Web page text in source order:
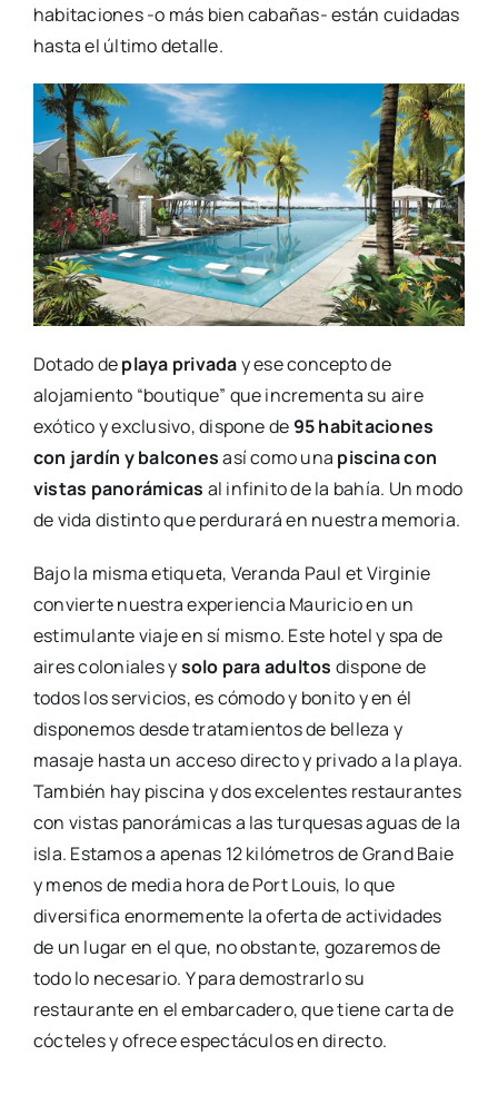
habitaciones -o más bien cabañas- están cuidadas
hasta el último detalle.
Dotado deplaya privaday ese concepto de
alojamiento “boutique” que incrementa su aire
exótico y exclusivo, dispone de 95 habitaciones
con jardín y balconesasí como una piscina con
vistas panorámicas al infinito de la bahía. Un modo
de vida distinto que perdurará en nuestra memoria.
Bajo la misma etiqueta, Veranda Paul et Virginie
convierte nuestra experiencia Mauricio en un
estimulante viaje en sí mismo. Este hotel y spa de
aires coloniales ysolo para adultos dispone de
todos los servicios, es cómodo y bonito y en él
disponemos desde tratamientos de belleza y
masaje hasta un acceso directo y privado a la playa.
También hay piscina y dos excelentes restaurantes
con vistas panorámicas a las turquesas aguas de la
isla. Estamos a apenas 12 kilómetros de Grand Baie
y menos de media hora de Port Louis, lo que
diversifica enormemente la oferta de actividades
de un lugar en el que, no obstante, gozaremos de
todo lo necesario. Y para demostrarlo su
restaurante en el embarcadero, que tiene carta de
cócteles y ofrece espectáculosen directo.